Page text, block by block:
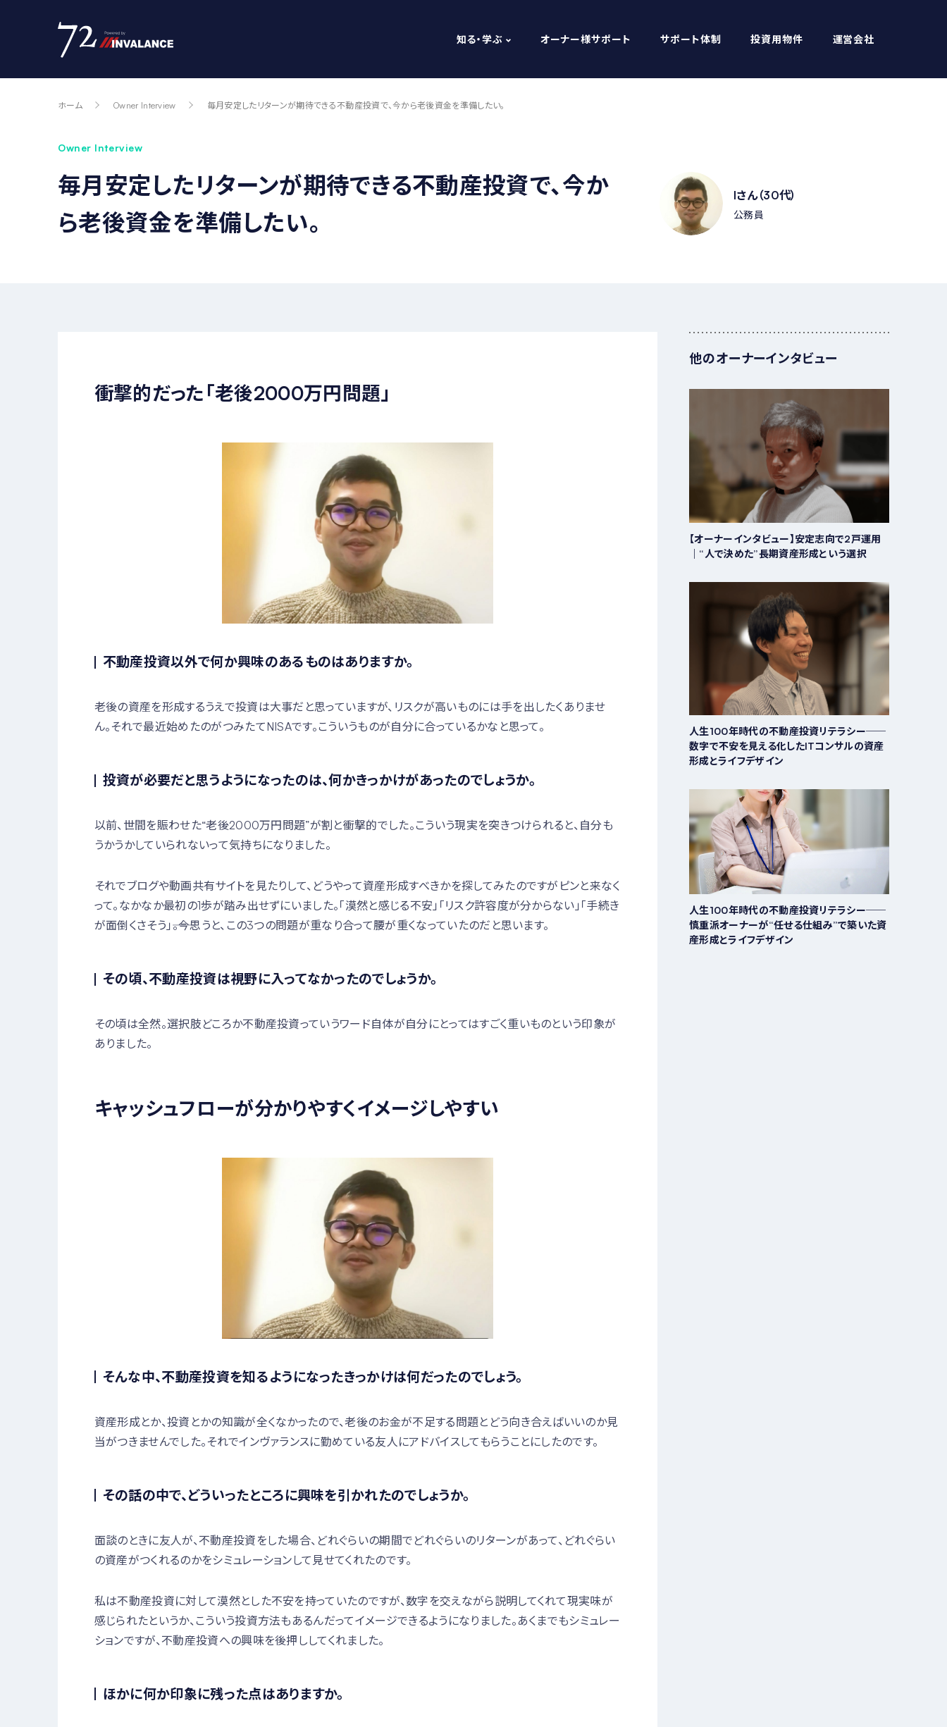
知る・学ぶ オーナー様サポート サポート体制 投資用物件 運営会社
ホーム Owner Interview 毎月安定したリターンが期待できる不動産投資で、今から老後資金を準備したい。
Owner Interview
毎月安定したリターンが期待できる不動産投資で、今か
ら老後資金を準備したい。
Iさん（30代）
公務員
衝撃的だった「老後2000万円問題」
不動産投資以外で何か興味のあるものはありますか。
老後の資産を形成するうえで投資は大事だと思っていますが、リスクが高いものには手を出したくありませ
ん。それで最近始めたのがつみたてNISAです。こういうものが自分に合っているかなと思って。
投資が必要だと思うようになったのは、何かきっかけがあったのでしょうか。
以前、世間を賑わせた“老後2000万円問題”が割と衝撃的でした。こういう現実を突きつけられると、自分も
うかうかしていられないって気持ちになりました。
それでブログや動画共有サイトを見たりして、どうやって資産形成すべきかを探してみたのですがピンと来なく
って。なかなか最初の1歩が踏み出せずにいました。「漠然と感じる不安」「リスク許容度が分からない」「手続き
が面倒くさそう」――。今思うと、この3つの問題が重なり合って腰が重くなっていたのだと思います。
その頃、不動産投資は視野に入ってなかったのでしょうか。
その頃は全然。選択肢どころか不動産投資っていうワード自体が自分にとってはすごく重いものという印象が
ありました。
キャッシュフローが分かりやすくイメージしやすい
そんな中、不動産投資を知るようになったきっかけは何だったのでしょう。
資産形成とか、投資とかの知識が全くなかったので、老後のお金が不足する問題とどう向き合えばいいのか見
当がつきませんでした。それでインヴァランスに勤めている友人にアドバイスしてもらうことにしたのです。
その話の中で、どういったところに興味を引かれたのでしょうか。
面談のときに友人が、不動産投資をした場合、どれぐらいの期間でどれぐらいのリターンがあって、どれぐらい
の資産がつくれるのかをシミュレーションして見せてくれたのです。
私は不動産投資に対して漠然とした不安を持っていたのですが、数字を交えながら説明してくれて現実味が
感じられたというか、こういう投資方法もあるんだってイメージできるようになりました。あくまでもシミュレー
ションですが、不動産投資への興味を後押ししてくれました。
ほかに何か印象に残った点はありますか。
他のオーナーインタビュー
【オーナーインタビュー】安定志向で2戸運用
｜“人で決めた”長期資産形成という選択
人生100年時代の不動産投資リテラシー──
数字で不安を見える化したITコンサルの資産
形成とライフデザイン
人生100年時代の不動産投資リテラシー──
慎重派オーナーが“任せる仕組み”で築いた資
産形成とライフデザイン